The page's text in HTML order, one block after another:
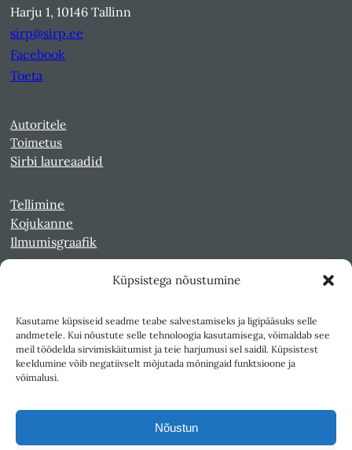
Küpsistega nõustumine
Kasutame küpsiseid seadme teabe salvestamiseks ja ligipääsuks selle
andmetele. Kui nõustute selle tehnoloogia kasutamisega, võimaldab see
meil töödelda sirvimiskäitumist ja teie harjumusi sel saidil. Küpsistest
keeldumine võib negatiivselt mõjutada mõningaid funktsioone ja
võimalusi.
Nõustun
Harju 1, 10146 Tallinn
sirp@sirp.ee
Facebook
Toeta
Autoritele
Toimetus
Sirbi laureaadid
Tellimine
Kojukanne
Ilmumisgraafik
Kultuurileht 1994-1997
Reede 1989-1990
Sirp ja Vasar 1940-1989
Teksti- ja andmekaeve